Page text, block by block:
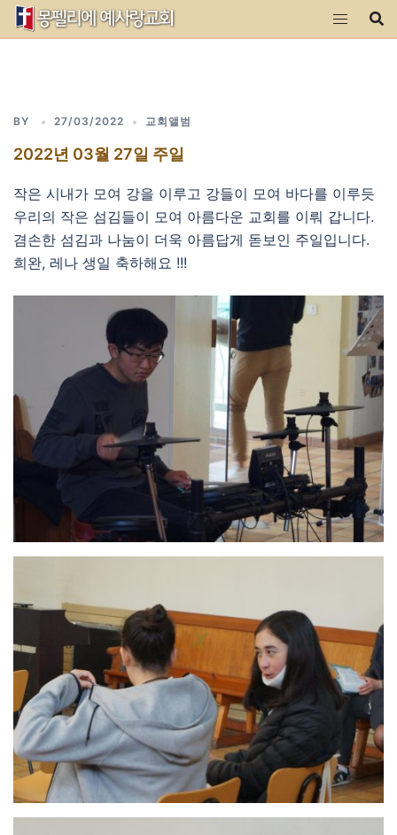
Skip
BY 27/03/2022 교회앨범
2022년 03월 27일 주일
작은 시내가 모여 강을 이루고 강들이 모여 바다를 이루듯
우리의 작은 섬김들이 모여 아름다운 교회를 이뤄 갑니다.
겸손한 섬김과 나눔이 더욱 아름답게 돋보인 주일입니다.
희완, 레나 생일 축하해요 !!!